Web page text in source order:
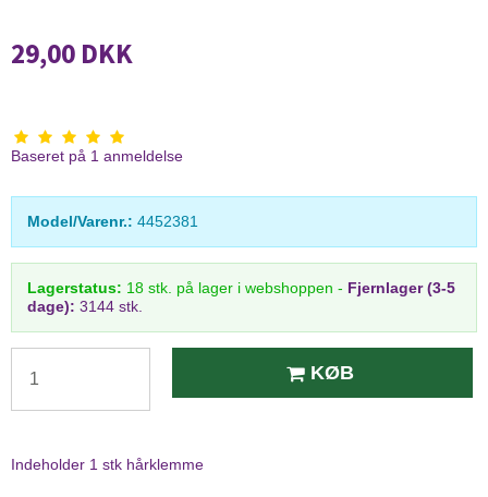
29,00 DKK
Baseret på 1 anmeldelse
Model/Varenr.: 4452381
Lagerstatus: 18 stk. på lager i webshoppen - Fjernlager (3-5
dage): 3144 stk.
KØB
Indeholder 1 stk hårklemme